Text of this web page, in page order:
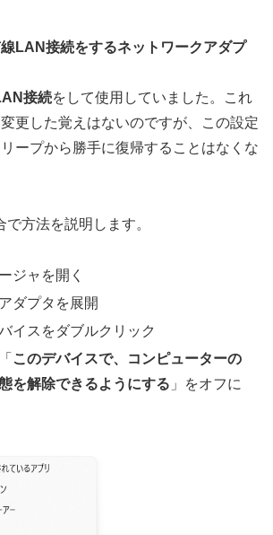
LAN接続をするネットワークアダプ
接続をして使用していました。これ
更した覚えはないのですが、この設定
ープから勝手に復帰することはなくな
で方法を説明します。
ジャを開く
ダプタを展開
イスをダブルクリック
このデバイスで、コンピューターの
を解除できるようにする 」をオフに